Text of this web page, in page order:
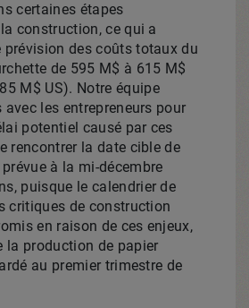
certaines étapes
construction, ce qui a
prévision des coûts totaux du
de 595 M$ à 615 M$
M$ US). Notre équipe
les entrepreneurs pour
potentiel causé par ces
rencontrer la date cible de
à la mi-décembre
puisque le calendrier de
critiques de construction
en raison de ces enjeux,
la production de papier
au premier trimestre de